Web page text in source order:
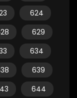
624
629
634
639
644